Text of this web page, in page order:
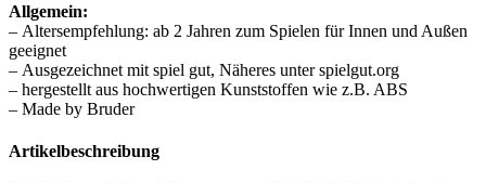
Allgemein:
– Altersempfehlung: ab 2 Jahren zum Spielen für Innen und Außen
geeignet
– Ausgezeichnet mit spiel gut, Näheres unter spielgut.org
– hergestellt aus hochwertigen Kunststoffen wie z.B. ABS
– Made by Bruder
Artikelbeschreibung